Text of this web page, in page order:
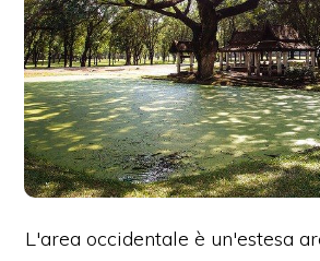
L'area occidentale è un'estesa